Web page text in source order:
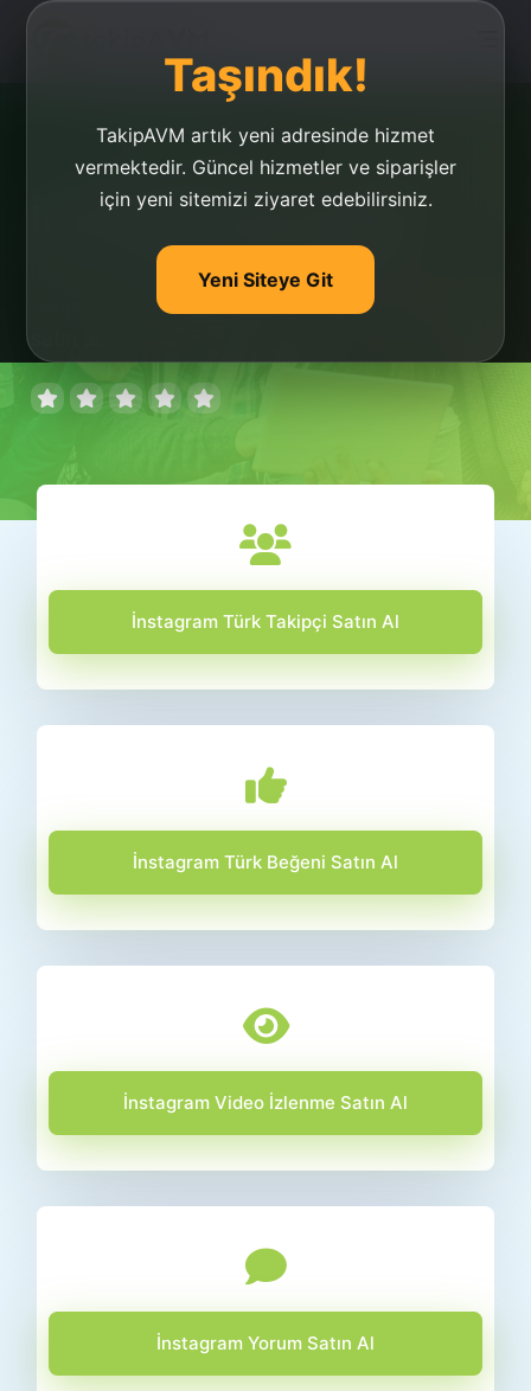
Taşındık!
TakipAVM artık yeni adresinde hizmet
vermektedir. Güncel hizmetler ve siparişler
için yeni sitemizi ziyaret edebilirsiniz.
Yeni Siteye Git
İnstagram Servisleri
İnstagram paketlerini incele ve instagram
takipçi, instagram beğeni, instagram izlenme
İnstagram Türk Takipçi Satın Al
İnstagram Türk Beğeni Satın Al
İnstagram Video İzlenme Satın Al
İnstagram Yorum Satın Al